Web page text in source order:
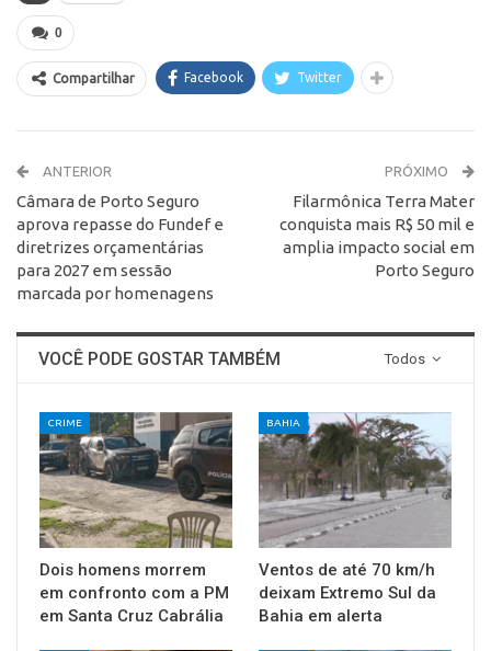
0
Compartilhar Facebook Twitter
ANTERIOR
Câmara de Porto Seguro
aprova repasse do Fundef e
diretrizes orçamentárias
para 2027 em sessão
marcada por homenagens
PRÓXIMO
Filarmônica Terra Mater
conquista mais R$ 50 mil e
amplia impacto social em
Porto Seguro
Todos
VOCÊ PODE GOSTAR TAMBÉM
CRIME
Dois homens morrem
em confronto com a PM
em Santa Cruz Cabrália
BAHIA
Ventos de até 70 km/h
deixam Extremo Sul da
Bahia em alerta